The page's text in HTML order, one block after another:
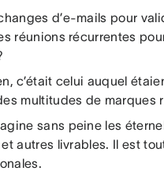
d’e-mails pour
réunions récurrentes
c’était celui auquel
multitudes de marques
sans peine les
et autres livrables. Il est